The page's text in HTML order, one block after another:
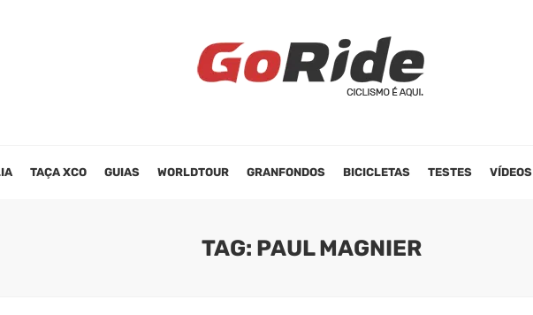
TAÇA XCO GUIAS WORLDTOUR GRANFONDOS BICICLETAS TESTES VÍDEOS
TAG: PAUL MAGNIER